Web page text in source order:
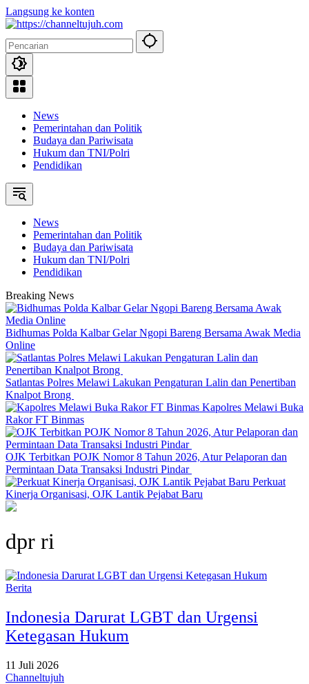
Langsung ke konten
News
Pemerintahan dan Politik
Budaya dan Pariwisata
Hukum dan TNI/Polri
Pendidikan
News
Pemerintahan dan Politik
Budaya dan Pariwisata
Hukum dan TNI/Polri
Pendidikan
Breaking News
Bidhumas Polda Kalbar Gelar Ngopi Bareng Bersama Awak Media
Online
Satlantas Polres Melawi Lakukan Pengaturan Lalin dan Penertiban
Knalpot Brong
Kapolres Melawi Buka
Rakor FT Binmas
OJK Terbitkan POJK Nomor 8 Tahun 2026, Atur Pelaporan dan
Permintaan Data Transaksi Industri Pindar
Perkuat
Kinerja Organisasi, OJK Lantik Pejabat Baru
dpr ri
Berita
Indonesia Darurat LGBT dan Urgensi
Ketegasan Hukum
11 Juli 2026
Channeltujuh